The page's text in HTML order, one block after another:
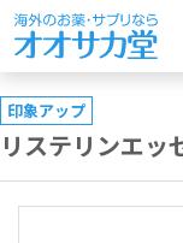
印象アップ
リステリンエッ